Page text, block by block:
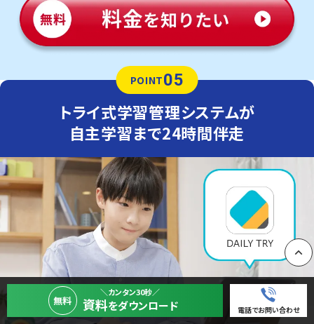
POINT05
トライ式学習管理システムが
自主学習まで24時間伴走
無料
＼カンタン30秒／
資料をダウンロード 電話でお問い合わせ